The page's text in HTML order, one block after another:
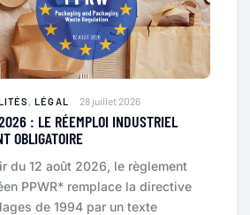
,LÉGAL 28 juillet 2026
: LE RÉEMPLOI INDUSTRIEL
OBLIGATOIRE
du 12 août 2026, le règlement
PPWR* remplace la directive
de 1994 par un texte